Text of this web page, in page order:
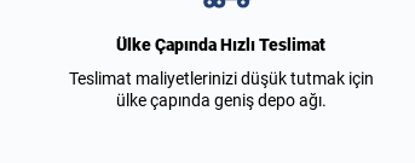
Ülke Çapında Hızlı Teslimat
Teslimat maliyetlerinizi düşük tutmak için
ülke çapında geniş depo ağı.